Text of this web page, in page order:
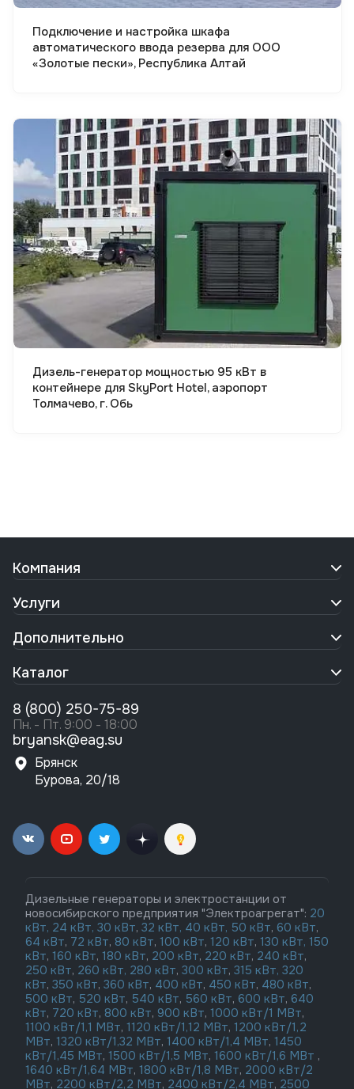
Подключение и настройка шкафа
автоматического ввода резерва для ООО
«Золотые пески», Республика Алтай
Смотреть проект
Дизель-генератор мощностью 95 кВт в
контейнере для SkyPort Hotel, аэропорт
Толмачево, г. Обь
Компания
Услуги
Дополнительно
Каталог
8 (800) 250-75-89
Пн. - Пт. 9:00 - 18:00
bryansk@eag.su
Брянск
Бурова, 20/18
Дизельные генераторы и электростанции от
новосибирского предприятия "Электроагрегат": 20
кВт, 24 кВт, 30 кВт, 32 кВт, 40 кВт, 50 кВт, 60 кВт,
64 кВт, 72 кВт, 80 кВт, 100 кВт, 120 кВт, 130 кВт, 150
кВт, 160 кВт, 180 кВт, 200 кВт, 220 кВт, 240 кВт,
250 кВт, 260 кВт, 280 кВт, 300 кВт, 315 кВт, 320
кВт, 350 кВт, 360 кВт, 400 кВт, 450 кВт, 480 кВт,
500 кВт, 520 кВт, 540 кВт, 560 кВт, 600 кВт, 640
кВт, 720 кВт, 800 кВт, 900 кВт, 1000 кВт/1 МВт,
1100 кВт/1,1 МВт, 1120 кВт/1,12 МВт, 1200 кВт/1,2
МВт, 1320 кВт/1,32 МВт, 1400 кВт/1,4 МВт, 1450
кВт/1,45 МВт, 1500 кВт/1,5 МВт, 1600 кВт/1,6 МВт ,
1640 кВт/1,64 МВт, 1800 кВт/1,8 МВт, 2000 кВт/2
МВт, 2200 кВт/2,2 МВт, 2400 кВт/2,4 МВт, 2500